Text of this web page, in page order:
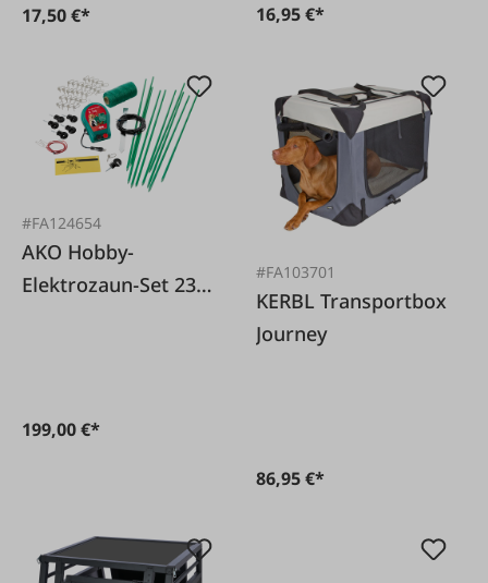
17,50 €* 16,95 €*
#FA124654
AKO Hobby-
Elektrozaun-Set 230
199,00 €*
#FA103701
KERBL Transportbox
Journey
86,95 €*